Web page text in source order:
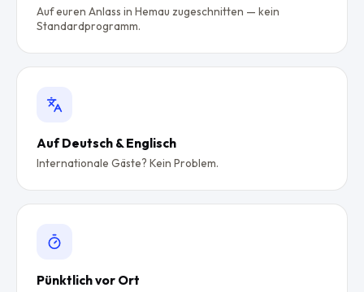
Auf euren Anlass in Hemau zugeschnitten — kein
Standardprogramm.
Auf Deutsch & Englisch
Internationale Gäste? Kein Problem.
Pünktlich vor Ort